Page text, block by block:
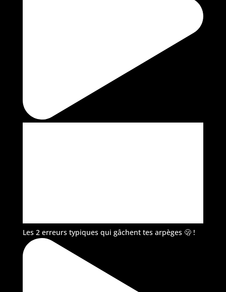
Les 2 erreurs typiques qui gâchent tes arpèges 🫢 !